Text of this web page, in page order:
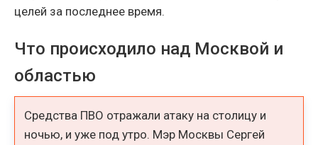
целей за последнее время.
Что происходило над Москвой и
областью
Средства ПВО отражали атаку на столицу и
ночью, и уже под утро. Мэр Москвы Сергей